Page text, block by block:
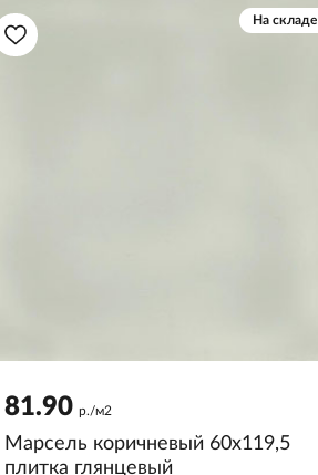
На складе
81.90 р./м2
Марсель коричневый 60x119,5
плитка глянцевый